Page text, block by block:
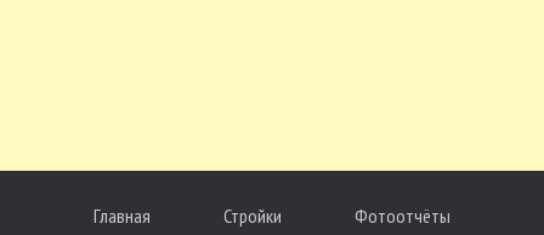
Главная Стройки
Фотоотчёты